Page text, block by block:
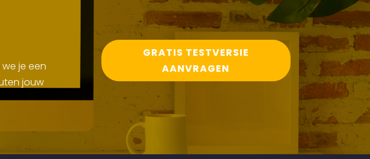
je een
jouw
GRATIS TESTVERSIE
AANVRAGEN